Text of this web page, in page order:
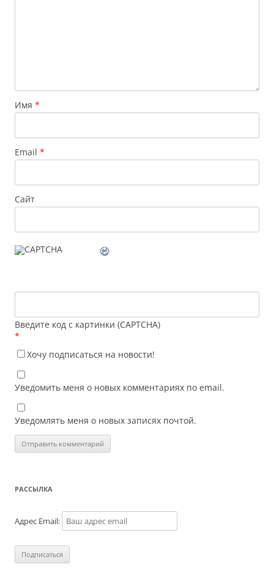
Имя *
Email *
Сайт
Введите код с картинки (CAPTCHA)
*
Хочу подписаться на новости!
Уведомить меня о новых комментариях по email.
Уведомлять меня о новых записях почтой.
РАССЫЛКА
Адрес Email: